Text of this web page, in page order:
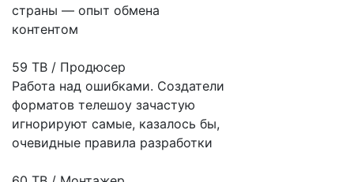
страны — опыт обмена
контентом
59 ТВ / Продюсер
Работа над ошибками. Создатели
форматов телешоу зачастую
игнорируют самые, казалось бы,
очевидные правила разработки